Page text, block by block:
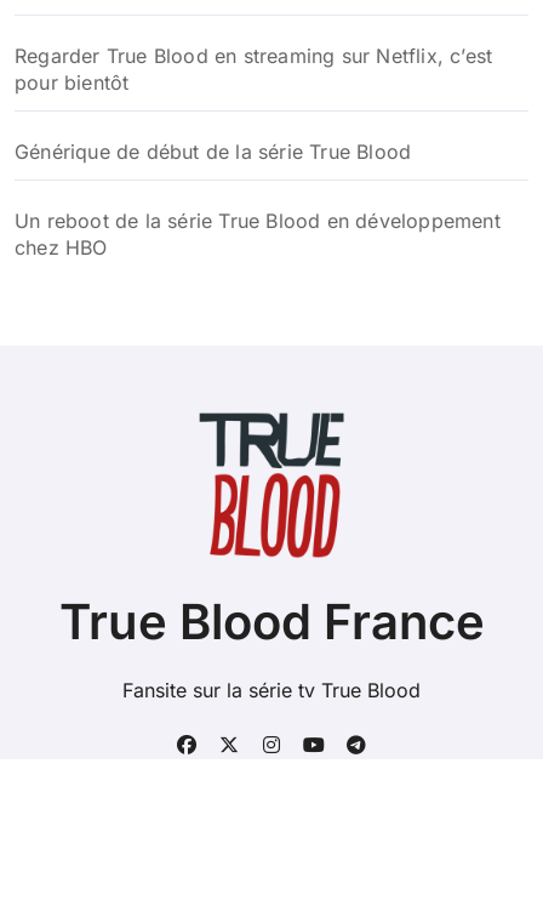
Regarder True Blood en streaming sur Netflix, c’est
pour bientôt
Générique de début de la série True Blood
Un reboot de la série True Blood en développement
chez HBO
True Blood France
Fansite sur la série tv True Blood